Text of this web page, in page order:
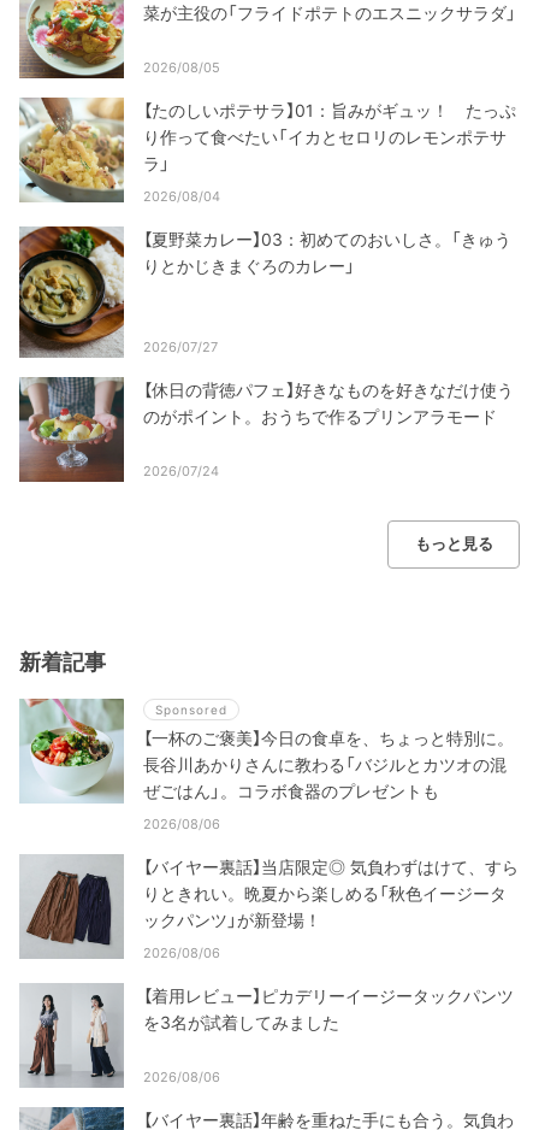
菜が主役の「フライドポテトのエスニックサラダ」
2026/08/05
【たのしいポテサラ】01：旨みがギュッ！ たっぷ
り作って食べたい「イカとセロリのレモンポテサ
ラ」
2026/08/04
【夏野菜カレー】03：初めてのおいしさ。「きゅう
りとかじきまぐろのカレー」
2026/07/27
【休日の背徳パフェ】好きなものを好きなだけ使う
のがポイント。おうちで作るプリンアラモード
2026/07/24
もっと見る
新着記事
Sponsored
【一杯のご褒美】今日の食卓を、ちょっと特別に。
長谷川あかりさんに教わる「バジルとカツオの混
ぜごはん」。コラボ食器のプレゼントも
2026/08/06
【バイヤー裏話】当店限定◎ 気負わずはけて、すら
りときれい。晩夏から楽しめる「秋色イージータ
ックパンツ」が新登場！
2026/08/06
【着用レビュー】ピカデリーイージータックパンツ
を3名が試着してみました
2026/08/06
【バイヤー裏話】年齢を重ねた手にも合う。気負わ